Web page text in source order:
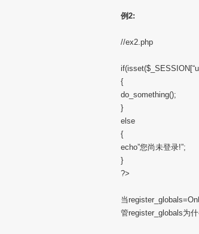
例2:
//ex2.php
{
do_something();
}
else
{
echo”您尚未登录!”;
}
?>
当
管register_globals为